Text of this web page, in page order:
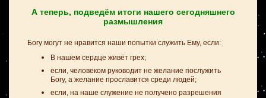
А теперь, подведём итоги нашего сегодняшнего
размышления
Богу могут не нравится наши попытки служить Ему, если:
В нашем сердце живёт грех;
если, человеком руководит не желание послужить
Богу, а желание прославится среди людей;
если, на наше служение не получено разрешения